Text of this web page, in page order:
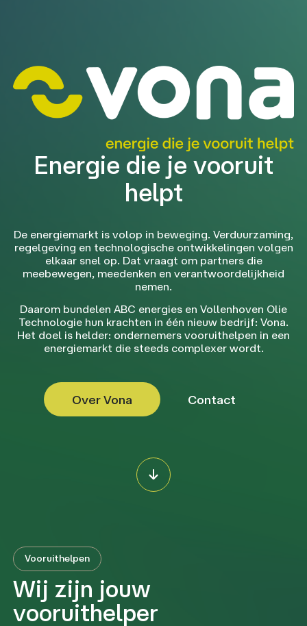
Energie die je vooruit
helpt
De energiemarkt is volop in beweging. Verduurzaming,
regelgeving en technologische ontwikkelingen volgen
elkaar snel op. Dat vraagt om partners die
meebewegen, meedenken en verantwoordelijkheid
nemen.
Daarom bundelen ABC energies en Vollenhoven Olie
Technologie hun krachten in één nieuw bedrijf: Vona.
Het doel is helder: ondernemers vooruithelpen in een
energiemarkt die steeds complexer wordt.
Over Vona Contact
Vooruithelpen
Wij zijn jouw
vooruithelper